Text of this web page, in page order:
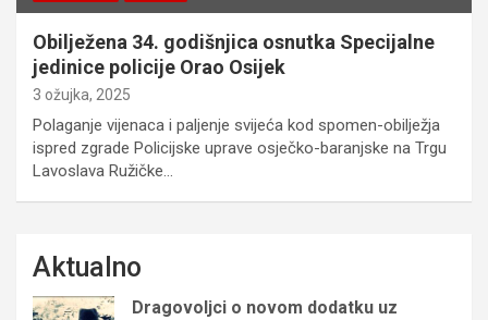
Obilježena 34. godišnjica osnutka Specijalne
jedinice policije Orao Osijek
3 ožujka, 2025
Polaganje vijenaca i paljenje svijeća kod spomen-obilježja
ispred zgrade Policijske uprave osječko-baranjske na Trgu
Lavoslava Ružičke…
Aktualno
Dragovoljci o novom dodatku uz